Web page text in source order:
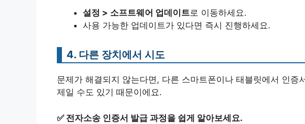
설정 > 소프트웨어 업데이트로 이동하세요.
사용 가능한 업데이트가 있다면 즉시 진행하세요.
4. 다른 장치에서 시도
문제가 해결되지 않는다면, 다른 스마트폰이나 태블릿에서 인증
제일 수도 있기 때문이에요.
✅ 전자소송 인증서 발급 과정을 쉽게 알아보세요.